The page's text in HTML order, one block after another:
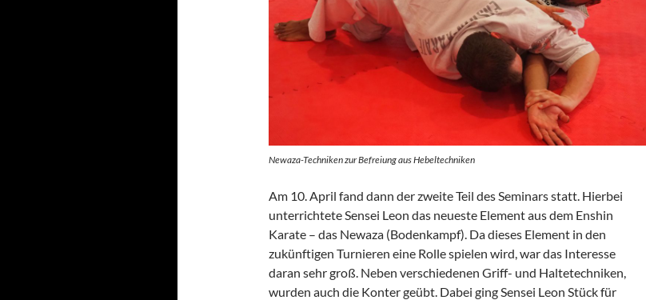
Newaza-Techniken zur Befreiung aus Hebeltechniken
Am 10. April fand dann der zweite Teil des Seminars statt. Hierbei
unterrichtete Sensei Leon das neueste Element aus dem Enshin
Karate – das Newaza (Bodenkampf). Da dieses Element in den
zukünftigen Turnieren eine Rolle spielen wird, war das Interesse
daran sehr groß. Neben verschiedenen Griff- und Haltetechniken,
wurden auch die Konter geübt. Dabei ging Sensei Leon Stück für